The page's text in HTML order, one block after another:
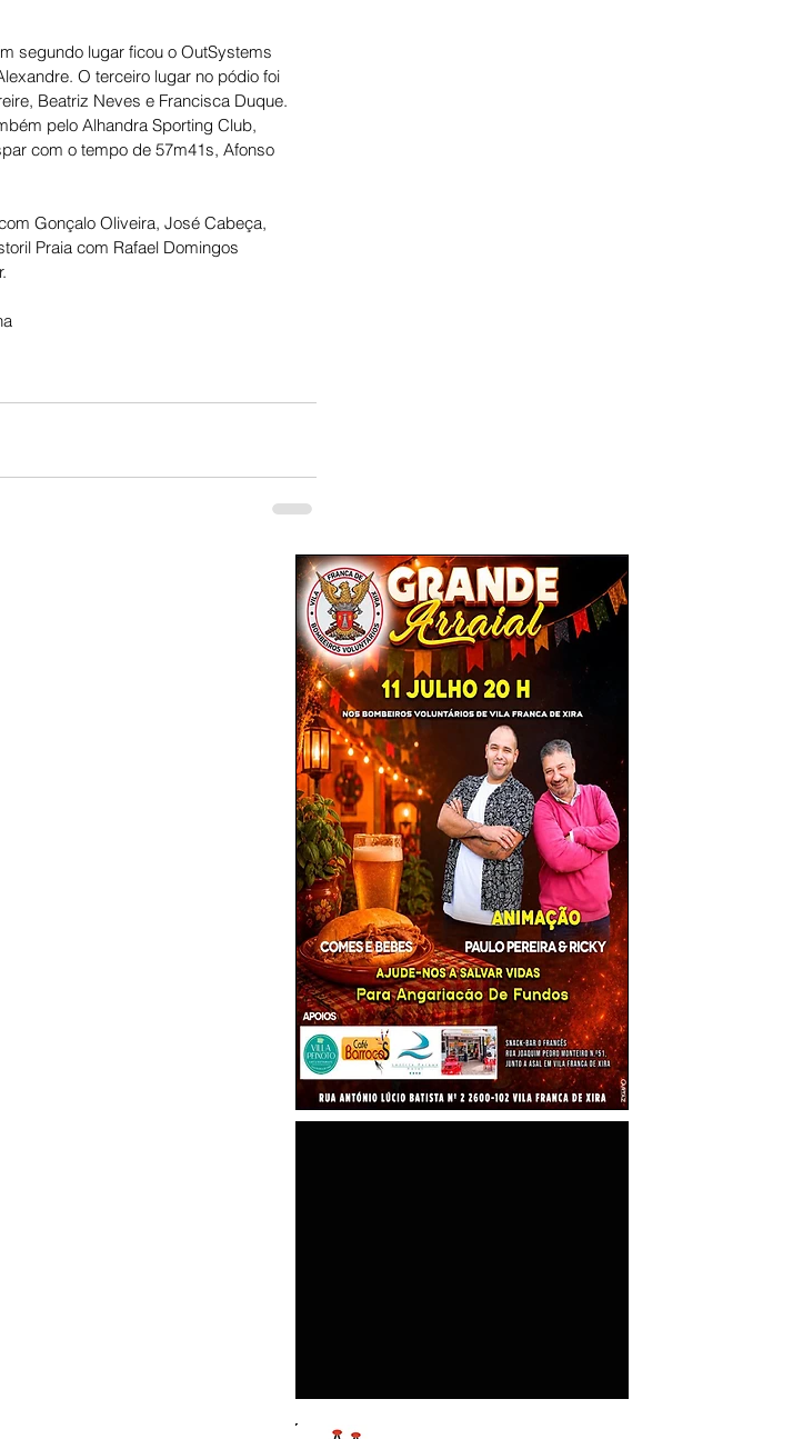
segundo lugar ficou o OutSystems
O terceiro lugar no pódio foi
Beatriz Neves e Francisca Duque.
pelo Alhandra Sporting Club,
com o tempo de 57m41s, Afonso
Gonçalo Oliveira, José Cabeça,
Praia com Rafael Domingos